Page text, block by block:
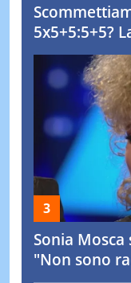
5x5+5:5+5?
Sonia
"Non sono